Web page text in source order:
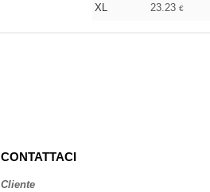
XL 23.23 €
CONTATTACI
Cliente